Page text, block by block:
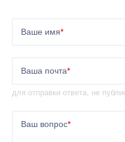
Ваше имя*
Ваша почта*
для отправки ответа, не
Ваш вопрос*